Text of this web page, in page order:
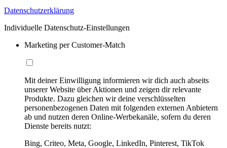
Datenschutzerklärung
Individuelle Datenschutz-Einstellungen
Marketing per Customer-Match
Mit deiner Einwilligung informieren wir dich auch abseits
unserer Website über Aktionen und zeigen dir relevante
Produkte. Dazu gleichen wir deine verschlüsselten
personenbezogenen Daten mit folgenden externen Anbietern
ab und nutzen deren Online-Werbekanäle, sofern du deren
Dienste bereits nutzt:
Bing, Criteo, Meta, Google, LinkedIn, Pinterest, TikTok